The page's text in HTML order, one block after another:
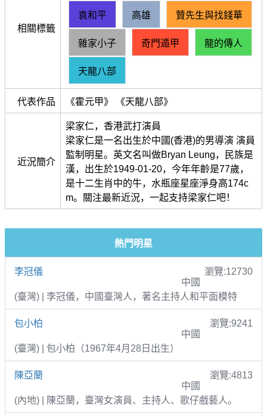
相關標籤
袁和平 高雄 贊先生與找錢華
雜家小子 奇門遁甲 龍的傳人
天龍八部
代表作品 《霍元甲》 《天龍八部》
近況簡介
梁家仁，香港武打演員
梁家仁是一名出生於中國(香港)的男導演 演員
監制明星。英文名叫做Bryan Leung，民族是
漢，出生於1949-01-20，今年年齡是77歲，
是十二生肖中的牛，水瓶座星座淨身高174c
m。關注最新近況，一起支持梁家仁吧！
熱門明星
李冠儀
瀏覽:12730
中國
(臺灣) | 李冠儀，中國臺灣人，著名主持人和平面模特
包小柏
瀏覽:9241
中國
(臺灣) | 包小柏（1967年4月28日出生）
陳亞蘭
瀏覽:4813
中國
(內地) | 陳亞蘭，臺灣女演員、主持人、歌仔戲藝人。